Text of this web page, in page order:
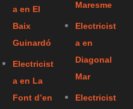
a en El
Baix
Guinardó
Electricist
a en La
Font d’en
Maresme
Electricist
a en
Diagonal
Mar
Electricist